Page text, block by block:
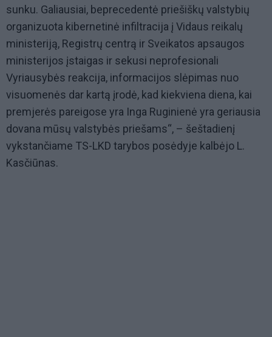
sunku. Galiausiai, beprecedentė priešiškų valstybių
organizuota kibernetinė infiltracija į Vidaus reikalų
ministeriją, Registrų centrą ir Sveikatos apsaugos
ministerijos įstaigas ir sekusi neprofesionali
Vyriausybės reakcija, informacijos slėpimas nuo
visuomenės dar kartą įrodė, kad kiekviena diena, kai
premjerės pareigose yra Inga Ruginienė yra geriausia
dovana mūsų valstybės priešams“, – šeštadienį
vykstančiame TS-LKD tarybos posėdyje kalbėjo L.
Kasčiūnas.